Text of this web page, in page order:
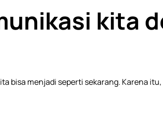
kita
bisa menjadi seperti sekarang. Karena